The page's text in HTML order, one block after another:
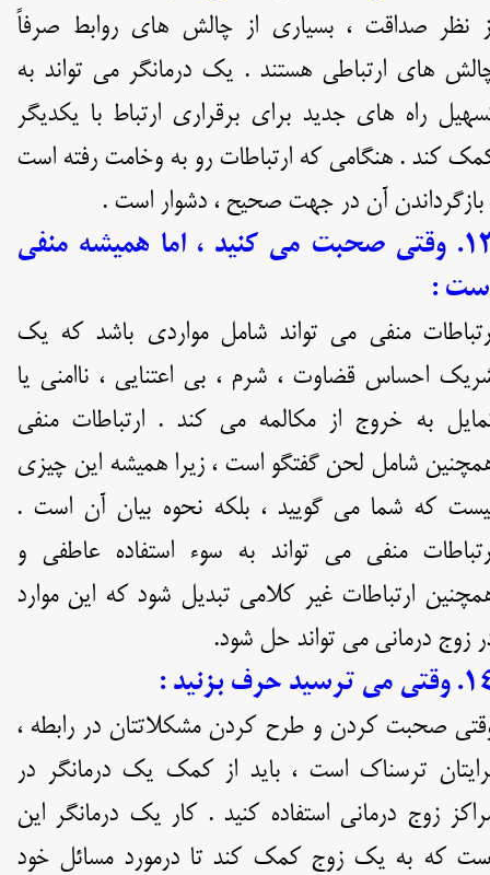
نظر صداقت ، بسیاری از چالش های روابط صرفاً
های ارتباطی هستند . یک درمانگر می تواند به
راه های جدید برای برقراری ارتباط با یکدیگر
کند . هنگامی که ارتباطات رو به وخامت رفته است
بازگرداندن آن در جهت صحیح ، دشوار است .
۱۳. وقتی صحبت می کنید ، اما همیشه منفی
:
منفی می تواند شامل مواردی باشد که یک
احساس قضاوت ، شرم ، بی اعتنایی ، ناامنی یا
به خروج از مکالمه می کند . ارتباطات منفی
شامل لحن گفتگو است ، زیرا همیشه این چیزی
که شما می گویید ، بلکه نحوه بیان آن است .
منفی می تواند به سوء استفاده عاطفی و
ارتباطات غیر کلامی تبدیل شود که این موارد
زوج درمانی می تواند حل شود.
ترسید حرف بزنید :
صحبت کردن و طرح کردن مشکلاتتان در رابطه ،
ترسناک است ، باید از کمک یک درمانگر در
زوج درمانی استفاده کنید . کار یک درمانگر این
که به یک زوج کمک کند تا درمورد مسائل خود